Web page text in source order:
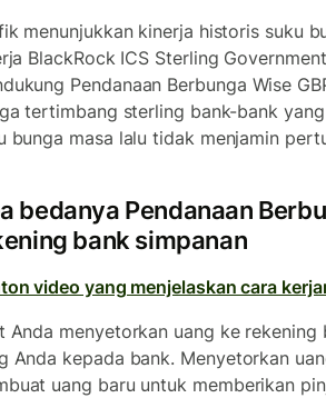
menunjukkan kinerja historis suku
BlackRock ICS Sterling
Pendanaan Berbunga Wise
tertimbang sterling bank-bank
bunga masa lalu tidak menjamin
bedanya Pendanaan
bank simpanan
video yang menjelaskan cara
Anda menyetorkan uang ke rekening
Anda kepada bank. Menyetorkan
uang baru untuk memberikan